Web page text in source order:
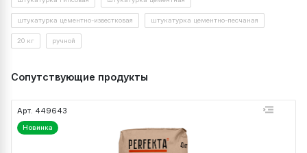
штукатурка цементно-известковая штукатурка цементно-песчаная
20 кг ручной
Сопутствующие продукты
Арт. 449643
Новинка